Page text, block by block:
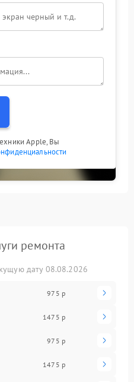
Apple, Вы
ремонта
дату 08.08.2026
975 р
1475 р
975 р
1475 р